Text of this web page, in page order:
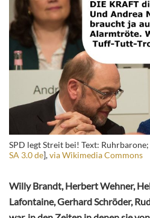
SPD legt Streit bei! Text:
SA 3.0 de],via Wikimedia Commons
Willy Brandt, Herbert Wehner,
Lafontaine, Gerhard Schröder,